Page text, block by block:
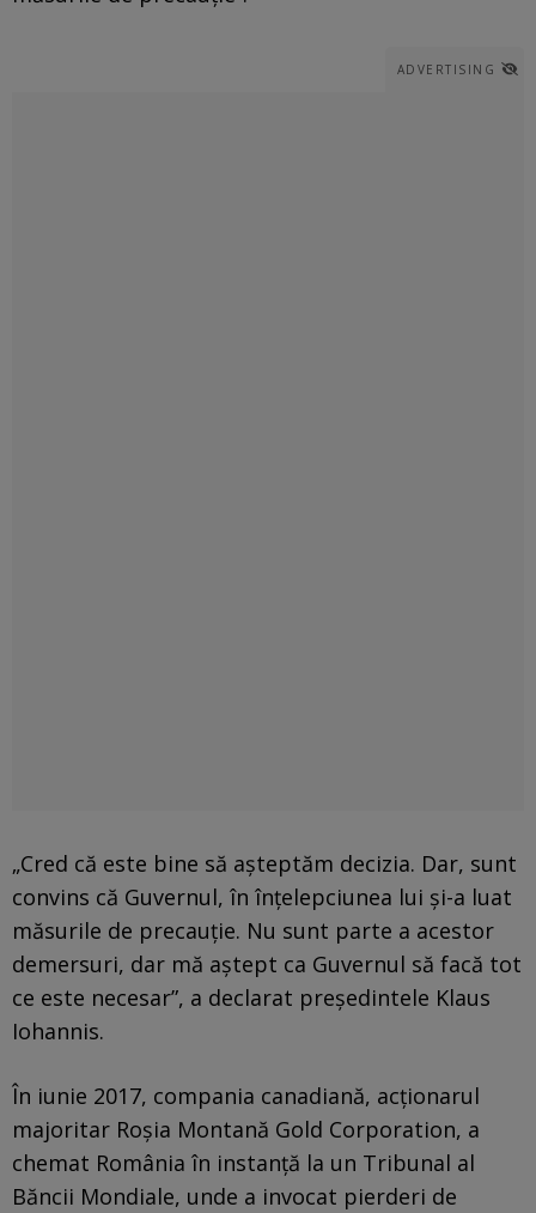
ADVERTISING
„Cred că este bine să așteptăm decizia. Dar, sunt
convins că Guvernul, în înțelepciunea lui și-a luat
măsurile de precauție. Nu sunt parte a acestor
demersuri, dar mă aștept ca Guvernul să facă tot
ce este necesar”, a declarat președintele Klaus
Iohannis.
În iunie 2017, compania canadiană, acționarul
majoritar Roșia Montană Gold Corporation, a
chemat România în instanță la un Tribunal al
Băncii Mondiale, unde a invocat pierderi de